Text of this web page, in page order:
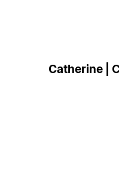
Catherine |